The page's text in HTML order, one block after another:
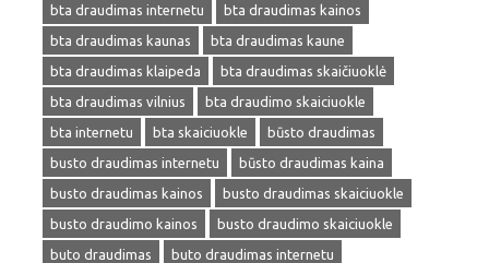
bta draudimas internetu
bta draudimas kainos
bta draudimas kaunas
bta draudimas kaune
bta draudimas klaipeda
bta draudimas skaičiuoklė
bta draudimas vilnius
bta draudimo skaiciuokle
bta internetu
bta skaiciuokle
būsto draudimas
busto draudimas internetu
būsto draudimas kaina
busto draudimas kainos
busto draudimas skaiciuokle
busto draudimo kainos
busto draudimo skaiciuokle
buto draudimas
buto draudimas internetu